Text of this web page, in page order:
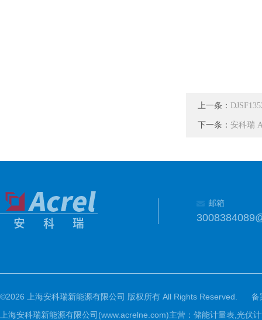
上一条：
下一条： 安科瑞
邮箱
©2026 上海安科瑞新能源有限公司 版权所有 All Rights Reserved.
备
上海安科瑞新能源有限公司(www.acrelne.com)主营：储能计量表,光伏